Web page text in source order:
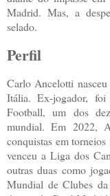
Madrid. Mas, a
selado.
Perfil
Carlo Ancelotti
Itália. Ex-jogador,
Football, um dos
mundial. Em 2022,
conquistas em
venceu a Liga dos
outras duas como
Mundial de Clubes